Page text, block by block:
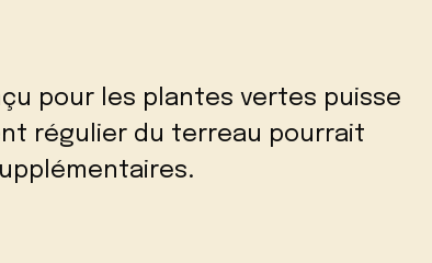
pour les plantes vertes puisse
régulier du terreau pourrait